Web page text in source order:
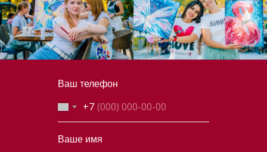
Ваш телефон
+7
Ваше имя